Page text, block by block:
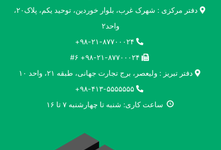
دفتر مرکزی : شهرک غرب، بلوار خوردین، توحید یکم، پلاک۲۰،
واحد۲
دفتر تبریز : ولیعصر، برج تجارت جهانی، طبقه ۲۱، واحد ۱۰
ساعت کاری: شنبه تا چهارشنبه ۷ تا ۱۶